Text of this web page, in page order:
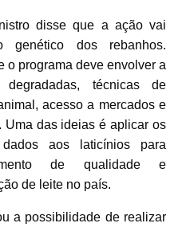
disse que a ação vai
genético dos rebanhos.
o programa deve envolver a
técnicas de
acesso a mercados e
Uma das ideias é aplicar os
aos laticínios para
de qualidade e
de leite no país.
a possibilidade de realizar